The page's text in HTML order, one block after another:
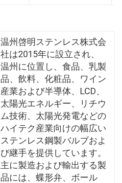
温州啓明ステンレス株式会
社は2015年に設立され、
温州に位置し、食品、乳製
品、飲料、化粧品、ワイン
産業および半導体、LCD、
太陽光エネルギー、リチウ
ム技術、太陽光発電などの
ハイテク産業向けの幅広い
ステンレス鋼製バルブおよ
び継手を提供しています。
主に製造および輸出する製
品には、蝶形弁、ボール